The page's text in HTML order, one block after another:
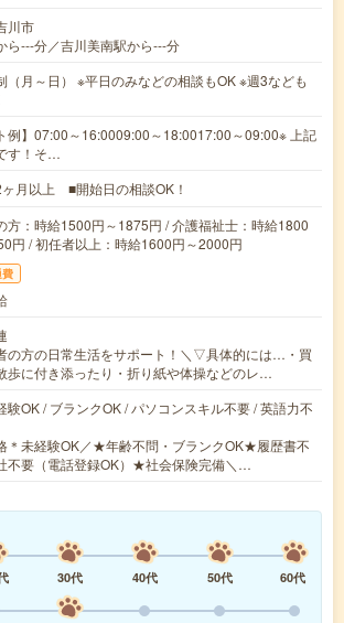
川市
ら---分／吉川美南駅から---分
（月～日） ※平日のみなどの相談もOK ※週3なども
例】07:00～16:0009:00～18:0017:00～09:00※ 上記
す！そ…
月以上 ■開始日の相談OK！
方：時給1500円～1875円 / 介護福祉士：時給1800
円 / 初任者以上：時給1600円～2000円
の方の日常生活をサポート！＼▽具体的には…・買
歩に付き添ったり・折り紙や体操などのレ…
験OK / ブランクOK / パソコンスキル不要 / 英語力不
＊未経験OK／★年齢不問・ブランクOK★履歴書不
不要（電話登録OK）★社会保険完備＼…
30代 40代 50代
60代